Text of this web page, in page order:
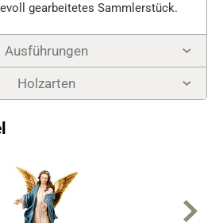
gearbeitetes Sammlerstück.
Ausführungen
Holzarten